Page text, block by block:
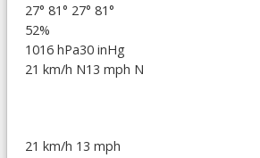
27° 81° 27° 81°
52%
1016 hPa30 inHg
21 km/h N13 mph N
21 km/h 13 mph